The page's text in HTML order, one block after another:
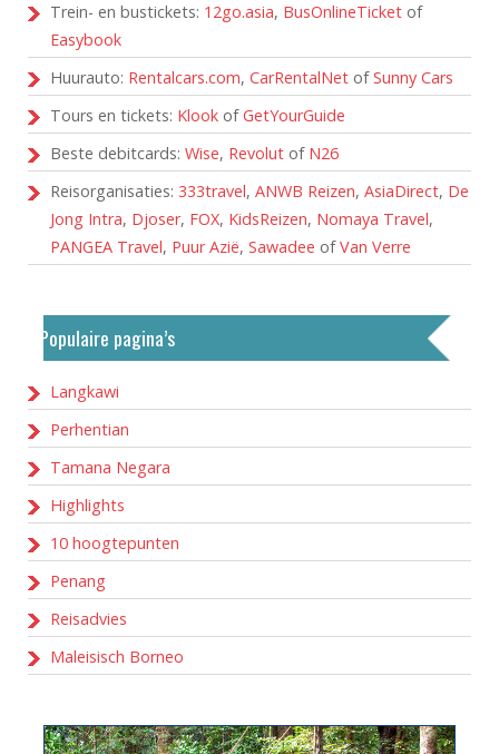
Trein- en bustickets: 12go.asia, BusOnlineTicket of
Easybook
Huurauto: Rentalcars.com, CarRentalNet ofSunny Cars
Tours en tickets: Klook ofGetYourGuide
Beste debitcards: Wise, Revolut of N26
Reisorganisaties: 333travel, ANWB Reizen, AsiaDirect, De
Jong Intra, Djoser, FOX, KidsReizen, Nomaya Travel,
PANGEA Travel, Puur Azië, Sawadee ofVan Verre
Populaire pagina’s
Langkawi
Perhentian
Tamana Negara
Highlights
10 hoogtepunten
Penang
Reisadvies
Maleisisch Borneo